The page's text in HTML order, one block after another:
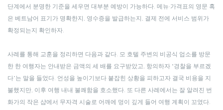
단계에서 분명한 기준을 세우면 대부분 예방이 가능하다. 메뉴·가격표의 영문 혹
은 베트남어 표기가 명확한지, 영수증을 발급하는지, 결제 전에 서비스 범위가
확정되는지 확인하자.
사례를 통해 교훈을 정리하면 다음과 같다. 모 호텔 주변의 비공식 업소를 방문
한 한 여행자는 안내받은 금액의 세 배를 요구받았고, 항의하자 “경찰을 부르겠
다”는 말을 들었다. 언성을 높이기보다 붙잡힌 상황을 피하고자 결국 비용을 지
불했지만, 이후 여행 내내 불쾌함을 호소했다. 또 다른 사례에서는 잘 알려진 번
화가의 작은 샵에서 무자격 시술로 어깨에 멍이 깊게 들어 여행 계획이 꼬였다.